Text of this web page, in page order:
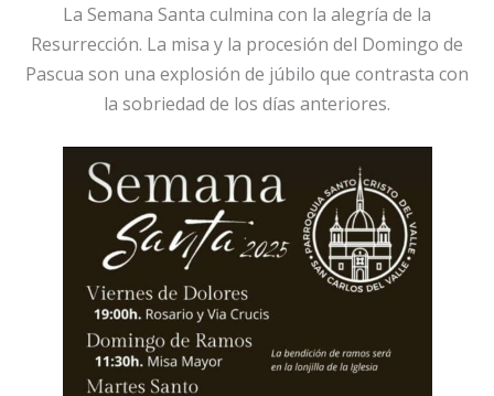
La Semana Santa culmina con la alegría de la
Resurrección. La misa y la procesión del Domingo de
Pascua son una explosión de júbilo que contrasta con
la sobriedad de los días anteriores.